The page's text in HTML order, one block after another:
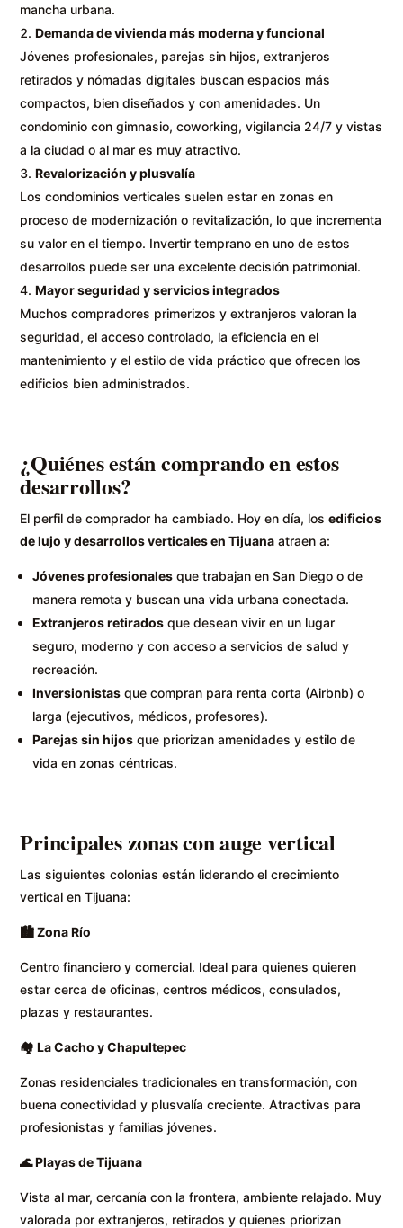
mancha urbana.
Demanda de vivienda más moderna y funcional
Jóvenes profesionales, parejas sin hijos, extranjeros
retirados y nómadas digitales buscan espacios más
compactos, bien diseñados y con amenidades. Un
condominio con gimnasio, coworking, vigilancia 24/7 y vistas
a la ciudad o al mar es muy atractivo.
Revalorización y plusvalía
Los condominios verticales suelen estar en zonas en
proceso de modernización o revitalización, lo que incrementa
su valor en el tiempo. Invertir temprano en uno de estos
desarrollos puede ser una excelente decisión patrimonial.
Mayor seguridad y servicios integrados
Muchos compradores primerizos y extranjeros valoran la
seguridad, el acceso controlado, la eficiencia en el
mantenimiento y el estilo de vida práctico que ofrecen los
edificios bien administrados.
¿Quiénes están comprando en estos
desarrollos?
El perfil de comprador ha cambiado. Hoy en día, losedificios
de lujo y desarrollos verticales en Tijuana atraen a:
Jóvenes profesionales que trabajan en San Diego o de
manera remota y buscan una vida urbana conectada.
Extranjeros retirados que desean vivir en un lugar
seguro, moderno y con acceso a servicios de salud y
recreación.
Inversionistas que compran para renta corta (Airbnb) o
larga (ejecutivos, médicos, profesores).
Parejas sin hijos que priorizan amenidades y estilo de
vida en zonas céntricas.
Principales zonas con auge vertical
Las siguientes colonias están liderando el crecimiento
vertical en Tijuana:
🏙️Zona Río
Centro financiero y comercial. Ideal para quienes quieren
estar cerca de oficinas, centros médicos, consulados,
plazas y restaurantes.
🏘️ La Cacho y Chapultepec
Zonas residenciales tradicionales en transformación, con
buena conectividad y plusvalía creciente. Atractivas para
profesionistas y familias jóvenes.
🌊Playas de Tijuana
Vista al mar, cercanía con la frontera, ambiente relajado. Muy
valorada por extranjeros, retirados y quienes priorizan